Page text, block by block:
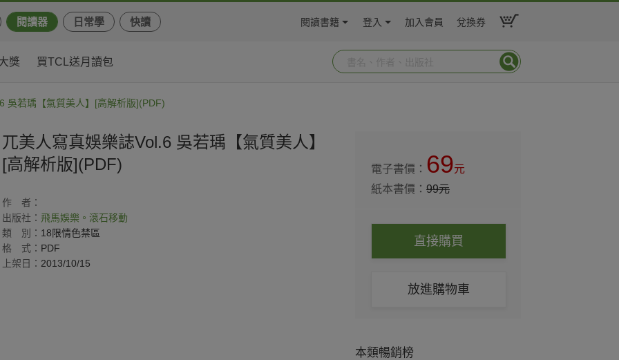
閱讀器 日常學 快讀 閱讀書籍 登入 加入會員 兌換券
獎 買TCL送月讀包
吳若瑀【氣質美人】[高解析版](PDF)
兀美人寫真娛樂誌Vol.6 吳若瑀【氣質美人】
[高解析版](PDF)
作
者：
出版社： 飛馬娛樂。滾石移動
類
別： 18限情色禁區
格
式： PDF
上架日： 2013/10/15
電子書價： 69元
紙本書價：99元
直接購買
放進購物車
本類暢銷榜